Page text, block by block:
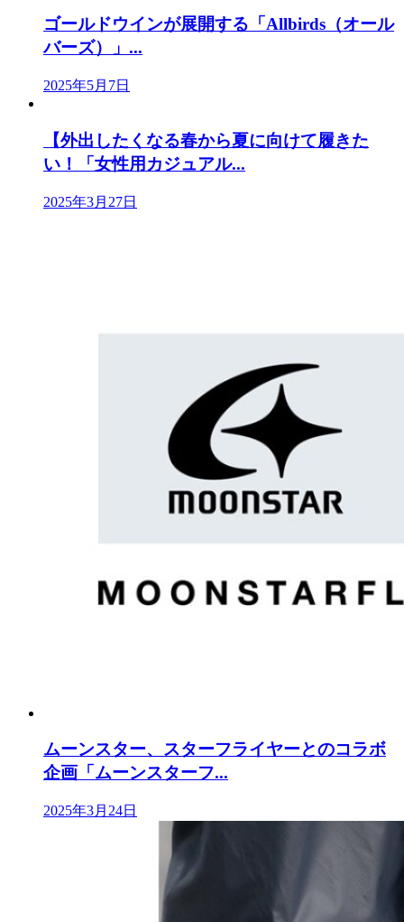
ゴールドウインが展開する「Allbirds（オール
バーズ）」...
2025年5月7日
【外出したくなる春から夏に向けて履きた
い！「女性用カジュアル...
2025年3月27日
ムーンスター、スターフライヤーとのコラボ
企画「ムーンスターフ...
2025年3月24日